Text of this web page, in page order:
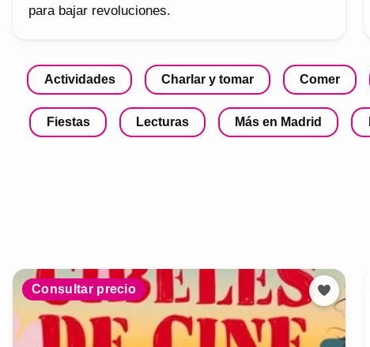
para bajar revoluciones.
Actividades Charlar y tomar Comer
Fiestas Lecturas Más en Madrid
Consultar precio